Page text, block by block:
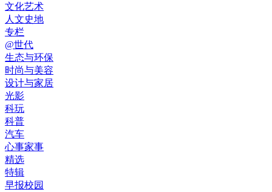
文化艺术
人文史地
专栏
@世代
生态与环保
时尚与美容
设计与家居
光影
科玩
科普
汽车
心事家事
精选
特辑
早报校园